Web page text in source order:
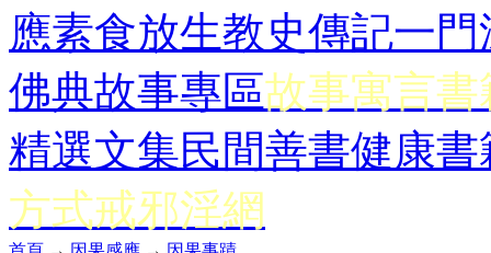
應素食放生教史傳記一門
佛典故事專區故事寓言書
精選文集民間善書健康書
方式戒邪淫網